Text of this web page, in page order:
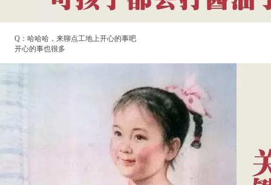
Q：哈哈哈，来聊点工地上开心的事吧
开心的事也很多